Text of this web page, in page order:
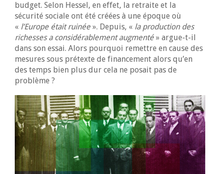
budget. Selon Hessel, en effet, la retraite et la
sécurité sociale ont été créées à une époque où
« l’Europe était ruinée ». Depuis, « la production des
richesses a considérablement augmenté» argue-t-il
dans son essai. Alors pourquoi remettre en cause des
mesures sous prétexte de financement alors qu’en
des temps bien plus dur cela ne posait pas de
problème ?